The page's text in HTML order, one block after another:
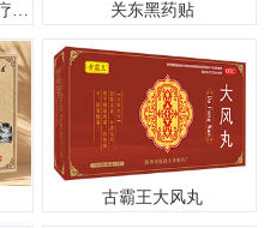
揉古老方医用远红外治疗凝胶 关东黑药贴
古霸王大风丸